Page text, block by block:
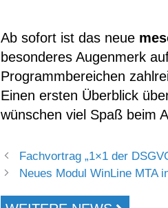
Ab sofort ist das neue
besonderes Augenmerk
Programmbereichen
Einen ersten Überblick
wünschen viel Spaß beim
Fachvortrag „1×1 der
Neues Modul WinLine MTA